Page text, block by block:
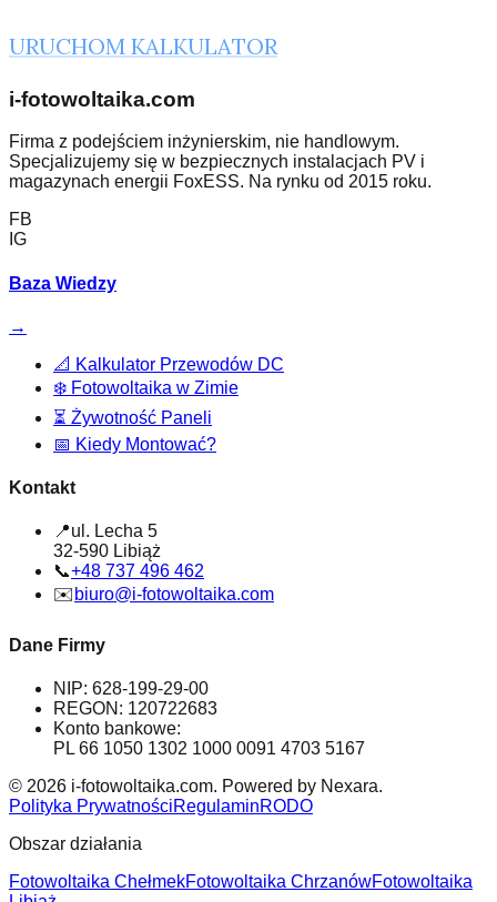
URUCHOM KALKULATOR
i-fotowoltaika.com
Firma z podejściem inżynierskim, nie handlowym.
Specjalizujemy się w bezpiecznych instalacjach PV i
magazynach energii FoxESS. Na rynku od 2015 roku.
FB
IG
Baza Wiedzy
→
📐 Kalkulator Przewodów DC
❄️ Fotowoltaika w Zimie
⏳ Żywotność Paneli
📅 Kiedy Montować?
Kontakt
📍ul. Lecha 5
32-590 Libiąż
📞+48 737 496 462
✉️ biuro@i-fotowoltaika.com
Dane Firmy
NIP: 628-199-29-00
REGON: 120722683
Konto bankowe:
PL 66 1050 1302 1000 0091 4703 5167
© 2026 i-fotowoltaika.com. Powered by Nexara.
Polityka PrywatnościRegulaminRODO
Obszar działania
Fotowoltaika ChełmekFotowoltaika ChrzanówFotowoltaika